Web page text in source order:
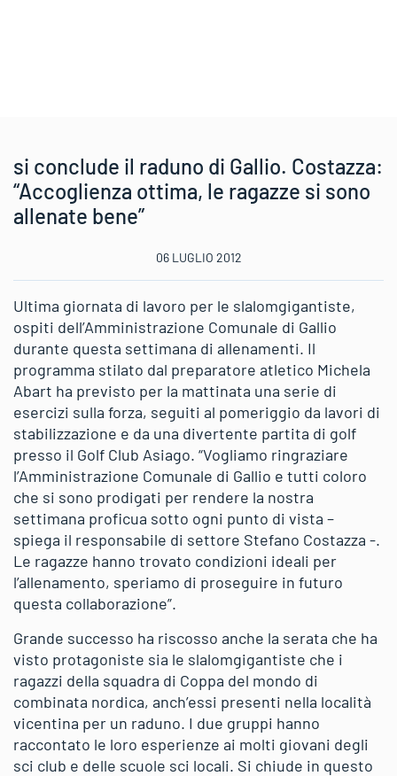
si conclude il raduno di Gallio. Costazza:
“Accoglienza ottima, le ragazze si sono
allenate bene”
06 LUGLIO 2012
Ultima giornata di lavoro per le slalomgigantiste,
ospiti dell’Amministrazione Comunale di Gallio
durante questa settimana di allenamenti. Il
programma stilato dal preparatore atletico Michela
Abart ha previsto per la mattinata una serie di
esercizi sulla forza, seguiti al pomeriggio da lavori di
stabilizzazione e da una divertente partita di golf
presso il Golf Club Asiago. “Vogliamo ringraziare
l’Amministrazione Comunale di Gallio e tutti coloro
che si sono prodigati per rendere la nostra
settimana proficua sotto ogni punto di vista –
spiega il responsabile di settore Stefano Costazza -.
Le ragazze hanno trovato condizioni ideali per
l’allenamento, speriamo di proseguire in futuro
questa collaborazione”.
Grande successo ha riscosso anche la serata che ha
visto protagoniste sia le slalomgigantiste che i
ragazzi della squadra di Coppa del mondo di
combinata nordica, anch’essi presenti nella località
vicentina per un raduno. I due gruppi hanno
raccontato le loro esperienze ai molti giovani degli
sci club e delle scuole sci locali. Si chiude in questo